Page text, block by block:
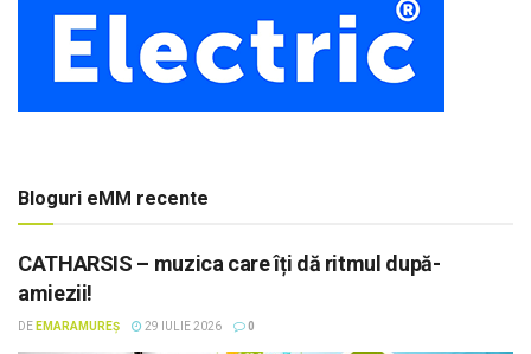
Bloguri eMM recente
CATHARSIS – muzica care îți dă ritmul după-
amiezii!
DE EMARAMUREȘ 29 IULIE 2026 0